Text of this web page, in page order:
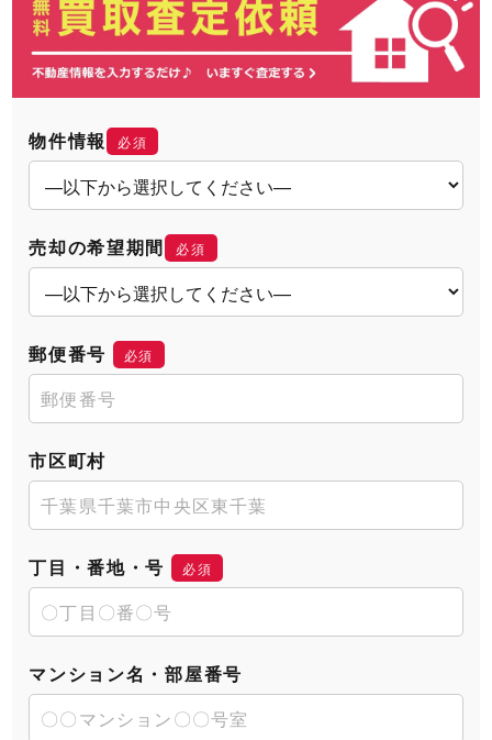
物件情報 必須
売却の希望期間 必須
郵便番号 必須
市区町村
丁目・番地・号 必須
マンション名・部屋番号